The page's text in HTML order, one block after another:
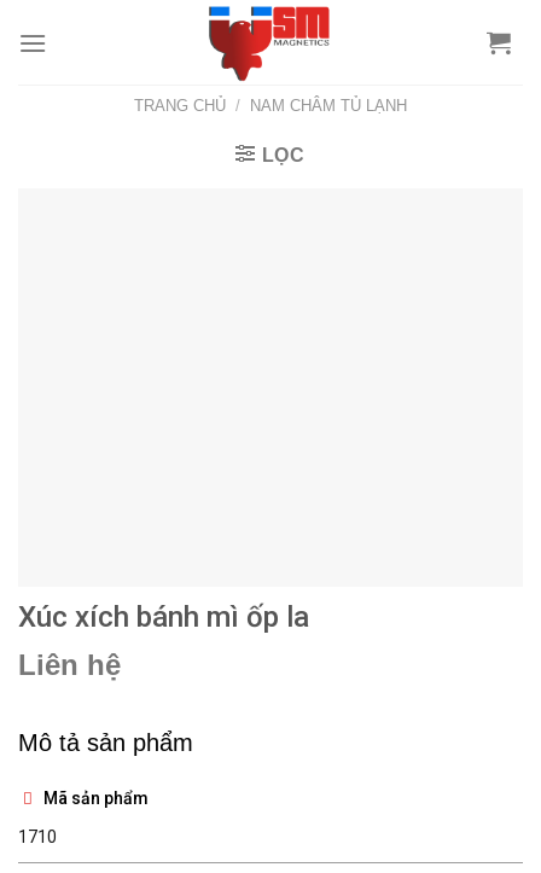
TRANG CHỦ / NAM CHÂM TỦ LẠNH
LỌC
Xúc xích bánh mì ốp la
Liên hệ
Mô tả sản phẩm
Mã sản phẩm
1710